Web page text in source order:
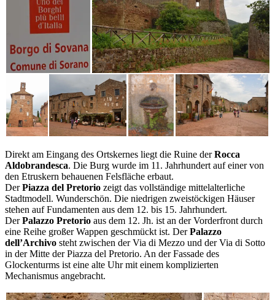
Direkt am Eingang des Ortskernes liegt die Ruine derRocca
Aldobrandesca. Die Burg wurde im 11. Jahrhundert auf einer von
den Etruskern behauenen Felsfläche erbaut.
DerPiazza del Pretorio zeigt das vollständige mittelalterliche
Stadtmodell. Wunderschön. Die niedrigen zweistöckigen Häuser
stehen auf Fundamenten aus dem 12. bis 15. Jahrhundert.
DerPalazzo Pretorio aus dem 12. Jh. ist an der Vorderfront durch
eine Reihe großer Wappen geschmückt ist. DerPalazzo
dell’Archivo steht zwischen der Via di Mezzo und der Via di Sotto
in der Mitte der Piazza del Pretorio. An der Fassade des
Glockenturms ist eine alte Uhr mit einem komplizierten
Mechanismus angebracht.